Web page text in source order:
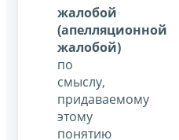
жалобой
(апелляционной
жалобой)
по
смыслу,
придаваемому
этому
понятию